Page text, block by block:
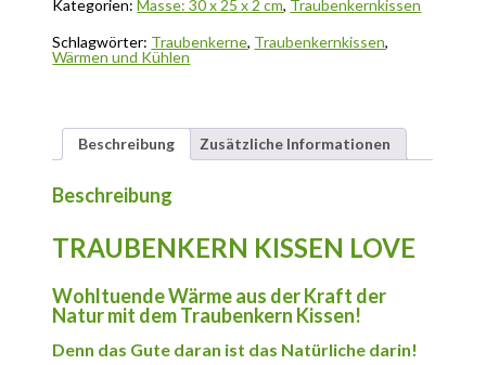
Kategorien:Masse: 30 x 25 x 2 cm, Traubenkernkissen
Schlagwörter: Traubenkerne, Traubenkernkissen,
Wärmen und Kühlen
Beschreibung Zusätzliche Informationen
Beschreibung
TRAUBENKERN KISSEN LOVE
Wohltuende Wärme aus der Kraft der
Natur mit dem Traubenkern Kissen!
Denn das Gute daran ist das Natürliche darin!